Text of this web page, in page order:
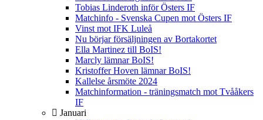
Tobias Linderoth inför Östers IF
Matchinfo - Svenska Cupen mot Östers IF
Vinst mot IFK Luleå
Nu börjar försäljningen av Bortakortet
Ella Martinez till BoIS!
Marcly lämnar BoIS!
Kristoffer Hoven lämnar BoIS!
Kallelse årsmöte 2024
Matchinformation - träningsmatch mot Tvååkers
IF
Januari